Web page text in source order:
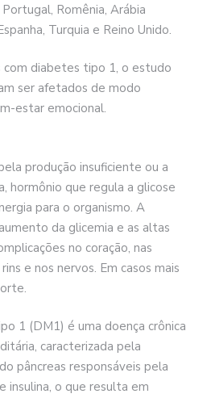
Romênia, Arábia
Turquia e Reino Unido.
com diabetes tipo 1, o estudo
ser afetados de modo
estar emocional.
produção insuficiente ou a
hormônio que regula a glicose
para o organismo. A
da glicemia e as altas
no coração, nas
e nos nervos. Em casos mais
1 (DM1) é uma doença crônica
caracterizada pela
pâncreas responsáveis pela
insulina, o que resulta em